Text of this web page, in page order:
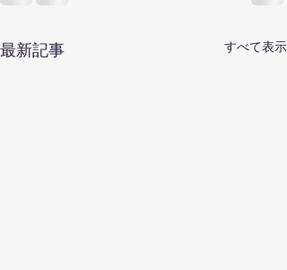
最新記事 すべて表示